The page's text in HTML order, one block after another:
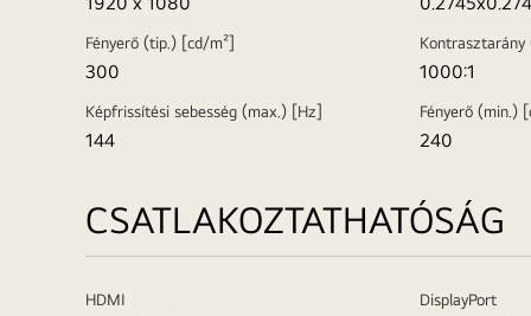
Fényerő (tip.) [cd/m²]
300
Kontrasztarány
1000:1
Képfrissítési sebesség (max.) [Hz]
144
Fényerő (min.)
240
CSATLAKOZTATHATÓSÁG
HDMI DisplayPort